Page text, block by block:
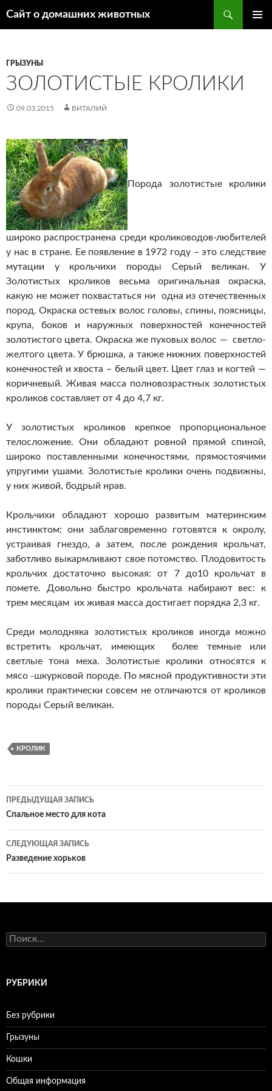
Сайт о домашних животных
ГРЫЗУНЫ
ЗОЛОТИСТЫЕ КРОЛИКИ
09.03.2015 ВИТАЛИЙ
Порода золотистые кролики
широко распространена среди кролиководов-любителей
у нас в стране. Ее появление в 1972 году – это следствие
мутации у крольчихи породы Серый великан. У
Золотистых кроликов весьма оригинальная окраска,
какую не может похвастаться ни одна из отечественных
пород.Окраска остевых волос головы, спины, поясницы,
крупа, боков и наружных поверхностей конечностей
золотистого цвета. Окраска же пуховых волос — светло-
желтого цвета. У брюшка, а также нижних поверхностей
конечностей и хвоста – белый цвет. Цвет глаз и когтей —
коричневый. Живая масса полновозрастных золотистых
кроликов составляет от 4 до 4,7 кг.
У золотистых кроликов крепкое пропорциональное
телосложение. Они обладают ровной прямой спиной,
широко поставленными конечностями, прямостоячими
упругими ушами. Золотистые кролики очень подвижны,
у них живой, бодрый нрав.
Крольчихи обладают хорошо развитым материнским
инстинктом: они заблаговременно готовятся к окролу,
устраивая гнездо, а затем, после рождения крольчат,
заботливо выкармливают свое потомство. Плодовитость
крольчих достаточно высокая: от 7 до10 крольчат в
помете. Довольно быстро крольчата набирают вес: к
трем месяцам их живая масса достигает порядка 2,3 кг.
Среди молодняка золотистых кроликов иногда можно
встретить крольчат, имеющих более темные или
светлые тона меха. Золотистые кролики относятся к
мясо -шкурковой породе. По мясной продуктивности эти
кролики практически совсем не отличаются от кроликов
породы Серый великан.
КРОЛИК
Навигация
по
записям
ПРЕДЫДУЩАЯ ЗАПИСЬ
Спальное место для кота
СЛЕДУЮЩАЯ ЗАПИСЬ
Разведение хорьков
Н
а
иРУБРИКИ
Без рубрики
Грызуны
Кошки
Общая информация